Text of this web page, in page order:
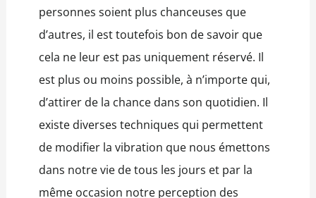
personnes soient plus chanceuses que
d’autres, il est toutefois bon de savoir que
cela ne leur est pas uniquement réservé. Il
est plus ou moins possible, à n’importe qui,
d’attirer de la chance dans son quotidien. Il
existe diverses techniques qui permettent
de modifier la vibration que nous émettons
dans notre vie de tous les jours et par la
même occasion notre perception des